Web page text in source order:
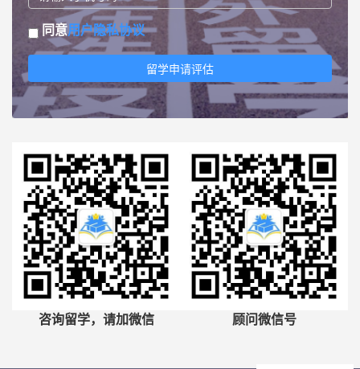
同意用户隐私协议
留学申请评估
咨询留学，请加微信 顾问微信号